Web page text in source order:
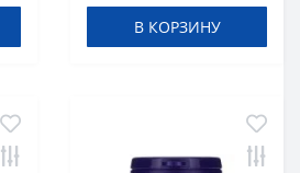
В КОРЗИНУ